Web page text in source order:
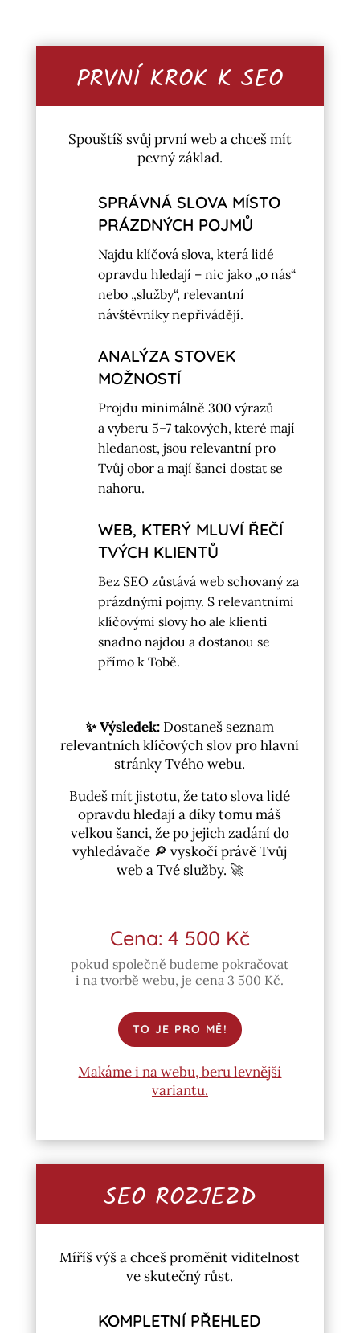
PRVNÍ KROK K SEO
Spouštíš svůj první web a chceš mít
pevný základ.
SPRÁVNÁ SLOVA MÍSTO
PRÁZDNÝCH POJMŮ
Najdu klíčová slova, která lidé
opravdu hledají – nic jako „o nás“
nebo „služby“, relevantní
návštěvníky nepřivádějí.
ANALÝZA STOVEK
MOŽNOSTÍ
Projdu minimálně 300 výrazů
a vyberu 5–7 takových, které mají
hledanost, jsou relevantní pro
Tvůj obor a mají šanci dostat se
nahoru.
WEB, KTERÝ MLUVÍ ŘEČÍ
TVÝCH KLIENTŮ
Bez SEO zůstává web schovaný za
prázdnými pojmy. S relevantními
klíčovými slovy ho ale klienti
snadno najdou a dostanou se
přímo k Tobě.
✨ Výsledek: Dostaneš seznam
relevantních klíčových slov pro hlavní
stránky Tvého webu.
Budeš mít jistotu, že tato slova lidé
opravdu hledají a díky tomu máš
velkou šanci, že po jejich zadání do
vyhledávače 🔎 vyskočí právě Tvůj
web a Tvé služby. 🚀
Cena: 4 500 Kč
pokud společně budeme pokračovat
i na tvorbě webu, je cena 3 500 Kč.
TO JE PRO MĚ!
Makáme i na webu, beru levnější
variantu.
SEO ROZJEZD
Míříš výš a chceš proměnit viditelnost
ve skutečný růst.
KOMPLETNÍ PŘEHLED